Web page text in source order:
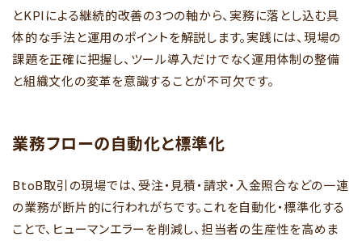
とKPIによる継続的改善の3つの軸から、実務に落とし込む具
体的な手法と運用のポイントを解説します。実践には、現場の
課題を正確に把握し、ツール導入だけでなく運用体制の整備
と組織文化の変革を意識することが不可欠です。
業務フローの自動化と標準化
BtoB取引の現場では、受注・見積・請求・入金照合などの一連
の業務が断片的に行われがちです。これを自動化・標準化する
ことで、ヒューマンエラーを削減し、担当者の生産性を高めま